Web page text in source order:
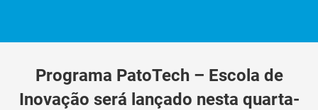
Programa PatoTech – Escola de
Inovação será lançado nesta quarta-